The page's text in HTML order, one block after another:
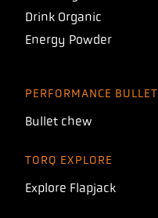
Drink Organic
Energy Powder
PERFORMANCE BULLET
Bullet chew
TORQ EXPLORE
Explore Flapjack